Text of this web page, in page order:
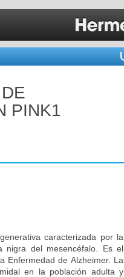
PINK1
caracterizada por la
nigra del mesencéfalo. Es el
Enfermedad de Alzheimer. La
en la población adulta y